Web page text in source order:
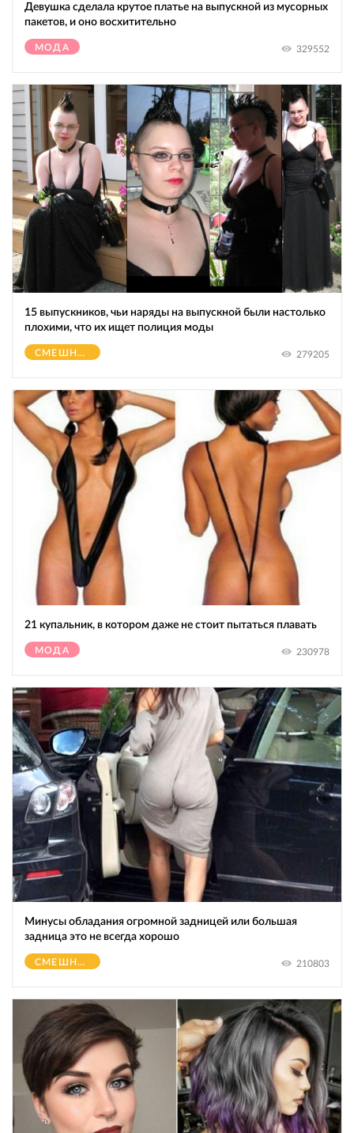
Девушка сделала крутое платье на выпускной из мусорных
пакетов, и оно восхитительно
МОДА 329552
15 выпускников, чьи наряды на выпускной были настолько
плохими, что их ищет полиция моды
СМЕШНОЕ 279205
21 купальник, в котором даже не стоит пытаться плавать
МОДА 230978
Минусы обладания огромной зaдницeй или большая
зaдницa это не всегда хорошо
СМЕШНОЕ 210803